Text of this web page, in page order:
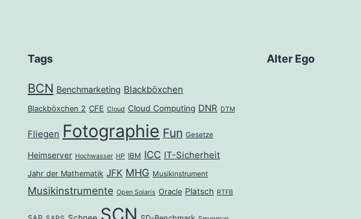
Tags
BCN Benchmarketing Blackböxchen
Blackböxchen 2 CFE Cloud Cloud Computing DNR DTM
Fliegen Fotographie Fun Gesetze
Heimserver Hochwasser HP IBM ICC IT-Sicherheit
Jahr der Mathematik JFK MHG Musikinstrument
Musikinstrumente Open Solaris Oracle Platsch RTFB
SCN
Alter Ego